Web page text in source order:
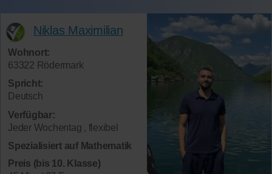
Niklas Maximilian
Wohnort:
63322 Rödermark
Spricht:
Deutsch
Verfügbar:
Jeder Wochentag , flexibel
Spezialisiert auf Mathematik
Preis (bis 10. Klasse)